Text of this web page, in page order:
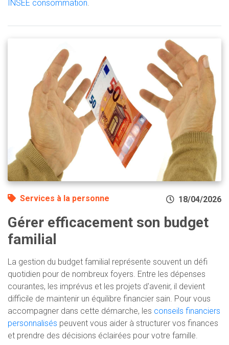
INSEE consommation.
Services à la personne 18/04/2026
Gérer efficacement son budget
familial
La gestion du budget familial représente souvent un défi
quotidien pour de nombreux foyers. Entre les dépenses
courantes, les imprévus et les projets d'avenir, il devient
difficile de maintenir un équilibre financier sain. Pour vous
accompagner dans cette démarche, les conseils financiers
personnalisés peuvent vous aider à structurer vos finances
et prendre des décisions éclairées pour votre famille.